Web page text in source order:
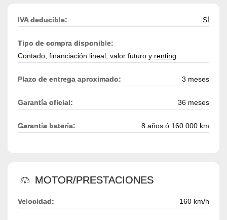
IVA deducible: SÍ
Tipo de compra disponible:
Contado, financiación lineal, valor futuro y renting
Plazo de entrega aproximado: 3 meses
Garantía oficial: 36 meses
Garantía batería: 8 años ó 160.000 km
MOTOR/PRESTACIONES
Velocidad: 160 km/h